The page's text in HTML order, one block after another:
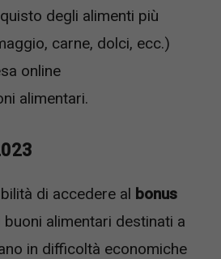
degli alimenti più
carne, dolci, ecc.)
online
alimentari.
di accedere al bonus
buoni alimentari destinati a
in difficoltà economiche